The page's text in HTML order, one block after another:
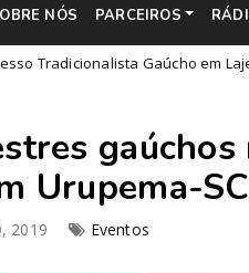
NÓS PARCEIROS
Gaúcho em Lajeado-RS
Urupema-SC
2019 Eventos